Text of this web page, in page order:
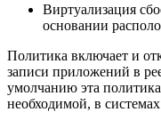
Виртуализация
основании
Политика включает и
записи приложений в
умолчанию эта
необходимой, в